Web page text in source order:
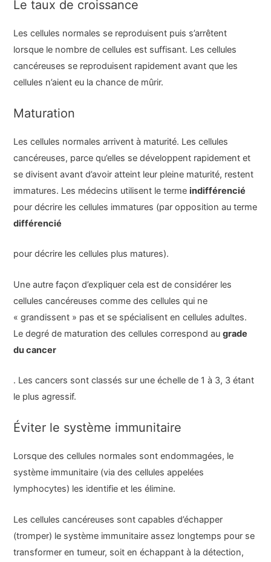
Le taux de croissance
Les cellules normales se reproduisent puis s’arrêtent
lorsque le nombre de cellules est suffisant. Les cellules
cancéreuses se reproduisent rapidement avant que les
cellules n’aient eu la chance de mûrir.
Maturation
Les cellules normales arrivent à maturité. Les cellules
cancéreuses, parce qu’elles se développent rapidement et
se divisent avant d’avoir atteint leur pleine maturité, restent
immatures. Les médecins utilisent le termeindifférencié
pour décrire les cellules immatures (par opposition au terme
différencié
pour décrire les cellules plus matures).
Une autre façon d’expliquer cela est de considérer les
cellules cancéreuses comme des cellules qui ne
« grandissent » pas et se spécialisent en cellules adultes.
Le degré de maturation des cellules correspond augrade
du cancer
. Les cancers sont classés sur une échelle de 1 à 3, 3 étant
le plus agressif.
Éviter le système immunitaire
Lorsque des cellules normales sont endommagées, le
système immunitaire (via des cellules appelées
lymphocytes) les identifie et les élimine.
Les cellules cancéreuses sont capables d’échapper
(tromper) le système immunitaire assez longtemps pour se
transformer en tumeur, soit en échappant à la détection,